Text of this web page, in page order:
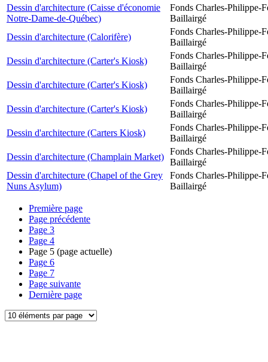
Dessin d'architecture (Caisse d'économie
Notre-Dame-de-Québec)
Fonds Charles-Philippe-
Baillairgé
Dessin d'architecture (Calorifère)
Fonds Charles-Philippe-
Baillairgé
Dessin d'architecture (Carter's Kiosk)
Fonds Charles-Philippe-
Baillairgé
Dessin d'architecture (Carter's Kiosk)
Fonds Charles-Philippe-
Baillairgé
Dessin d'architecture (Carter's Kiosk)
Fonds Charles-Philippe-
Baillairgé
Dessin d'architecture (Carters Kiosk)
Fonds Charles-Philippe-
Baillairgé
Dessin d'architecture (Champlain Market)
Fonds Charles-Philippe-
Baillairgé
Dessin d'architecture (Chapel of the Grey
Nuns Asylum)
Fonds Charles-Philippe-
Baillairgé
Première page
Page précédente
Page 3
Page 4
Page 5 (page actuelle)
Page 6
Page 7
Page suivante
Dernière page